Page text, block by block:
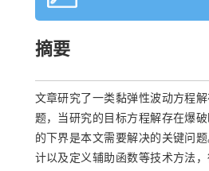
摘要
文章研究了一类黏弹性波动方程
题，当研究的目标方程解存在爆
的下界是本文需要解决的关键问
计以及定义辅助函数等技术方法